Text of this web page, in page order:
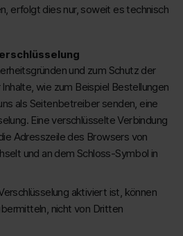
erfolgt dies nur, soweit es technisch
und zum Schutz der
wie zum Beispiel Bestellungen
als Seitenbetreiber senden, eine
Eine verschlüsselte Verbindung
Adresszeile des Browsers von
und an dem Schloss-Symbol in
aktiviert ist, können
nicht von Dritten